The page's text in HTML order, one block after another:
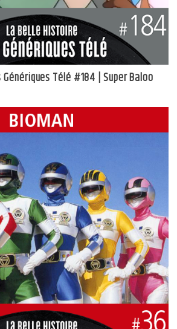
Télé #184 | Super Baloo